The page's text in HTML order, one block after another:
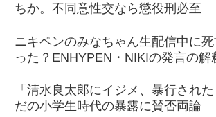
ちか。不同意性交なら懲役刑必至
ニキペンのみなちゃん生配信中に
った？ENHYPEN・NIKIの発言の解
「清水良太郎にイジメ、暴行され
だの小学生時代の暴露に賛否両論